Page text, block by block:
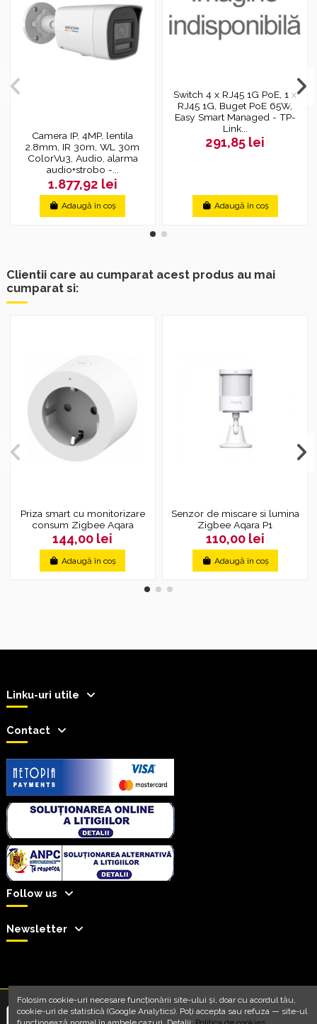
Camera IP, 4MP, lentila
2.8mm, IR 30m, WL 30m
ColorVu3, Audio, alarma
audio+strobo -...
1.877,92 lei
Adaugă în coș
Switch 4 x RJ45 1G PoE, 1 x
RJ45 1G, Buget PoE 65W,
Easy Smart Managed - TP-
Link...
291,85 lei
Adaugă în coș
Clientii care au cumparat acest produs au mai
cumparat si:
Priza smart cu monitorizare
consum Zigbee Aqara
144,00 lei
Adaugă în coș
Senzor de miscare si lumina
Zigbee Aqara P1
110,00 lei
Adaugă în coș
Linku-uri utile
Contact
Follow us
Newsletter
Folosim cookie-uri necesare funcționării site-ului și, doar cu acordul tău,
cookie-uri de statistică (Google Analytics). Poți accepta sau refuza — site-ul